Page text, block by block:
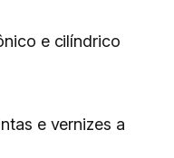
e cilíndrico
e vernizes a